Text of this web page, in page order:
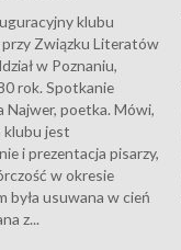
klubu
Związku Literatów
w Poznaniu,
rok. Spotkanie
Najwer, poetka. Mówi,
klubu jest
i prezentacja pisarzy,
w okresie
była usuwana w cień
z...